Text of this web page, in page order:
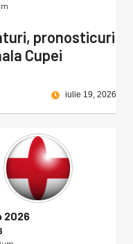
pronosticuri
Cupei
iulie 19, 2026
2026